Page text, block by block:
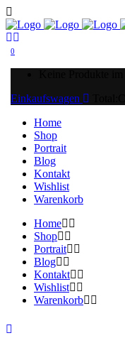
0
Einkaufswagen
Home
Shop
Portrait
Blog
Kontakt
Wishlist
Warenkorb
Home
Shop
Portrait
Blog
Kontakt
Wishlist
Warenkorb